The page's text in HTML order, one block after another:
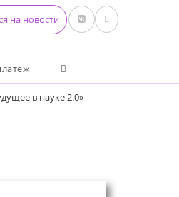
на новости
Переключить поиск по
в науке 2.0»